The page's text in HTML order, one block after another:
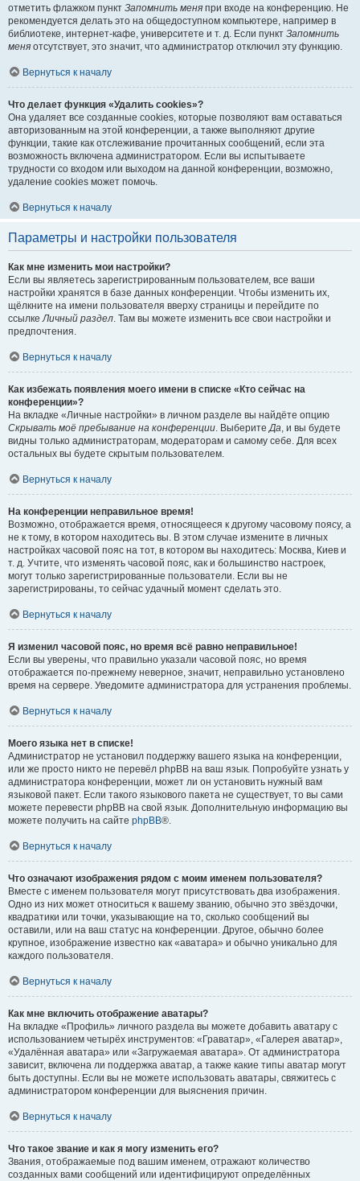
отметить флажком пункт Запомнить меня при входе на конференцию. Не
рекомендуется делать это на общедоступном компьютере, например в
библиотеке, интернет-кафе, университете и т. д. Если пункт Запомнить
меня отсутствует, это значит, что администратор отключил эту функцию.
Вернуться к началу
Что делает функция «Удалить cookies»?
Она удаляет все созданные cookies, которые позволяют вам оставаться
авторизованным на этой конференции, а также выполняют другие
функции, такие как отслеживание прочитанных сообщений, если эта
возможность включена администратором. Если вы испытываете
трудности со входом или выходом на данной конференции, возможно,
удаление cookies может помочь.
Вернуться к началу
Параметры и настройки пользователя
Как мне изменить мои настройки?
Если вы являетесь зарегистрированным пользователем, все ваши
настройки хранятся в базе данных конференции. Чтобы изменить их,
щёлкните на имени пользователя вверху страницы и перейдите по
ссылкеЛичный раздел. Там вы можете изменить все свои настройки и
предпочтения.
Вернуться к началу
Как избежать появления моего имени в списке «Кто сейчас на
конференции»?
На вкладке «Личные настройки» в личном разделе вы найдёте опцию
Скрывать моё пребывание на конференции. ВыберитеДа, и вы будете
видны только администраторам, модераторам и самому себе. Для всех
остальных вы будете скрытым пользователем.
Вернуться к началу
На конференции неправильное время!
Возможно, отображается время, относящееся к другому часовому поясу, а
не к тому, в котором находитесь вы. В этом случае измените в личных
настройках часовой пояс на тот, в котором вы находитесь: Москва, Киев и
т. д. Учтите, что изменять часовой пояс, как и большинство настроек,
могут только зарегистрированные пользователи. Если вы не
зарегистрированы, то сейчас удачный момент сделать это.
Вернуться к началу
Я изменил часовой пояс, но время всё равно неправильное!
Если вы уверены, что правильно указали часовой пояс, но время
отображается по-прежнему неверное, значит, неправильно установлено
время на сервере. Уведомите администратора для устранения проблемы.
Вернуться к началу
Моего языка нет в списке!
Администратор не установил поддержку вашего языка на конференции,
или же просто никто не перевёл phpBB на ваш язык. Попробуйте узнать у
администратора конференции, может ли он установить нужный вам
языковой пакет. Если такого языкового пакета не существует, то вы сами
можете перевести phpBB на свой язык. Дополнительную информацию вы
можете получить на сайте phpBB®.
Вернуться к началу
Что означают изображения рядом с моим именем пользователя?
Вместе с именем пользователя могут присутствовать два изображения.
Одно из них может относиться к вашему званию, обычно это звёздочки,
квадратики или точки, указывающие на то, сколько сообщений вы
оставили, или на ваш статус на конференции. Другое, обычно более
крупное, изображение известно как «аватара» и обычно уникально для
каждого пользователя.
Вернуться к началу
Как мне включить отображение аватары?
На вкладке «Профиль» личного раздела вы можете добавить аватару с
использованием четырёх инструментов: «Граватар», «Галерея аватар»,
«Удалённая аватара» или «Загружаемая аватара». От администратора
зависит, включена ли поддержка аватар, а также какие типы аватар могут
быть доступны. Если вы не можете использовать аватары, свяжитесь с
администратором конференции для выяснения причин.
Вернуться к началу
Что такое звание и как я могу изменить его?
Звания, отображаемые под вашим именем, отражают количество
созданных вами сообщений или идентифицируют определённых